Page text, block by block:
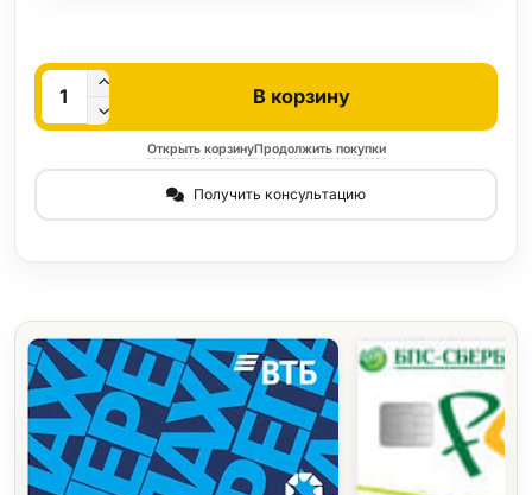
Кол-во
В корзину
Открыть корзинуПродолжить покупки
Получить консультацию